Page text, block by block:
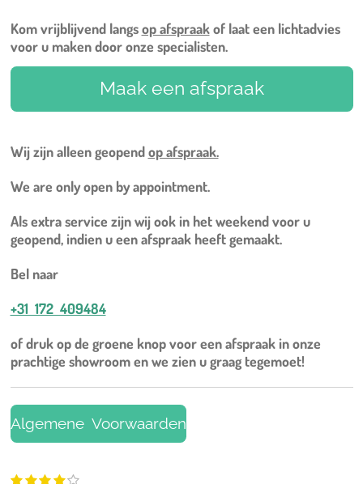
Kom vrijblijvend langsop afspraakof laat een lichtadvies
voor u maken door onze specialisten.
Maak een afspraak
Wij zijn alleen geopendop afspraak.
We are only open by appointment.
Als extra service zijn wij ook in het weekend voor u
geopend, indien u een afspraak heeft gemaakt.
Bel naar
+31 172 409484
of druk op de groene knop voor een afspraak in onze
prachtige showroom en we zien u graag tegemoet!
Algemene Voorwaarden
R
1
2 3 4 5 S